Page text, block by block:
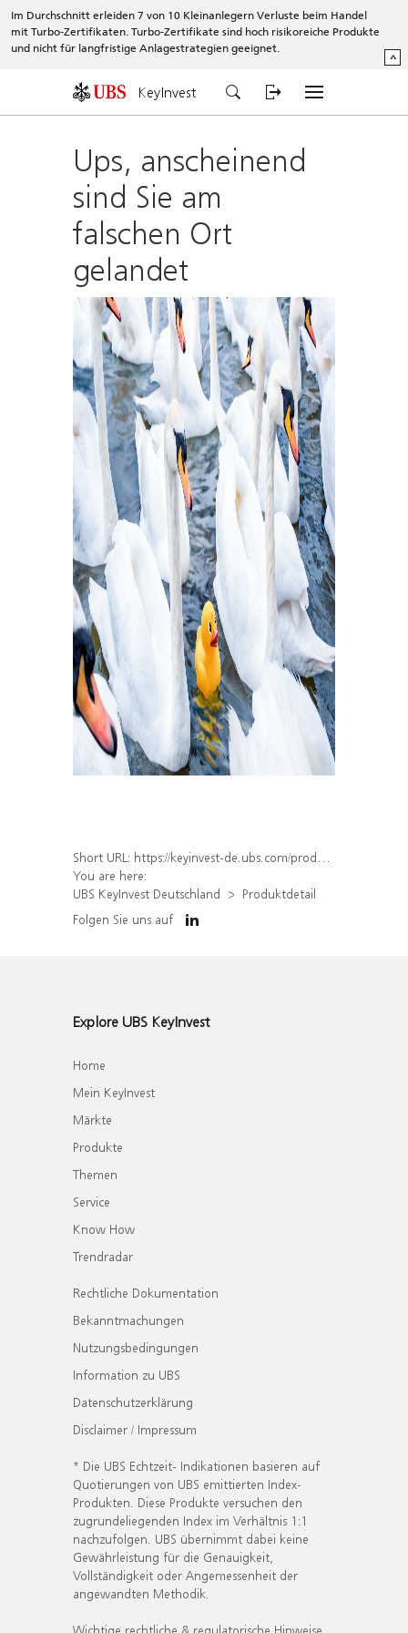
Im Durchschnitt erleiden 7 von 10 Kleinanlegern Verluste beim Handel
mit Turbo-Zertifikaten. Turbo-Zertifikate sind hoch risikoreiche Produkte
und nicht für langfristige Anlagestrategien geeignet.
^
KeyInvest
Ups, anscheinend
sind Sie am
falschen Ort
gelandet
Short URL: https://keyinvest-de.ubs.com/produkt/detail/index/isin/DE000WA4RN74
You are here:
UBS KeyInvest Deutschland
Produktdetail
Folgen Sie uns auf
Explore UBS KeyInvest
Home
Mein KeyInvest
Märkte
Produkte
Themen
Service
Know How
Trendradar
Rechtliche Dokumentation
Bekanntmachungen
Nutzungsbedingungen
Information zu UBS
Datenschutzerklärung
Disclaimer / Impressum
* Die UBS Echtzeit- Indikationen basieren auf
Quotierungen von UBS emittierten Index-
Produkten. Diese Produkte versuchen den
zugrundeliegenden Index im Verhältnis 1:1
nachzufolgen. UBS übernimmt dabei keine
Gewährleistung für die Genauigkeit,
Vollständigkeit oder Angemessenheit der
angewandten Methodik.